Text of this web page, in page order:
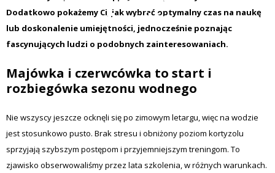
dla siebie.
Dodatkowo pokażemy Ci, jak wybrać optymalny czas na naukę
lub doskonalenie umiejętności, jednocześnie poznając
fascynujących ludzi o podobnych zainteresowaniach.
Majówka i czerwcówka to start i
rozbiegówka sezonu wodnego
Nie wszyscy jeszcze ocknęli się po zimowym letargu, więc na wodzie
jest stosunkowo pusto. Brak stresu i obniżony poziom kortyzolu
sprzyjają szybszym postępom i przyjemniejszym treningom. To
zjawisko obserwowaliśmy przez lata szkolenia, w różnych warunkach.